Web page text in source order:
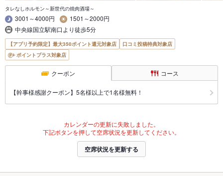
タレなしホルモン～新世代の焼肉酒場～
3001～4000円
1501～2000円
中央線国立駅南口より徒歩5分
【アプリ予約限定】最大350ポイント還元対象店
口コミ投稿特典対象店
ポイントプラス対象店
クーポン コース
【幹事様感謝クーポン】5名様以上で1名様無料！
カレンダーの更新に失敗しました。
下記ボタンを押して空席状況を更新してください。
空席状況を更新する